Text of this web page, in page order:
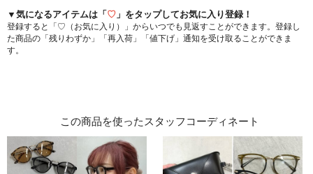
▼気になるアイテムは「♡ 」をタップしてお気に入り登録！
登録すると「♡（お気に入り）」からいつでも見返すことができます。登録し
た商品の「残りわずか」「再入荷」「値下げ」通知を受け取ることができま
す。
この商品を使ったスタッフコーディネート